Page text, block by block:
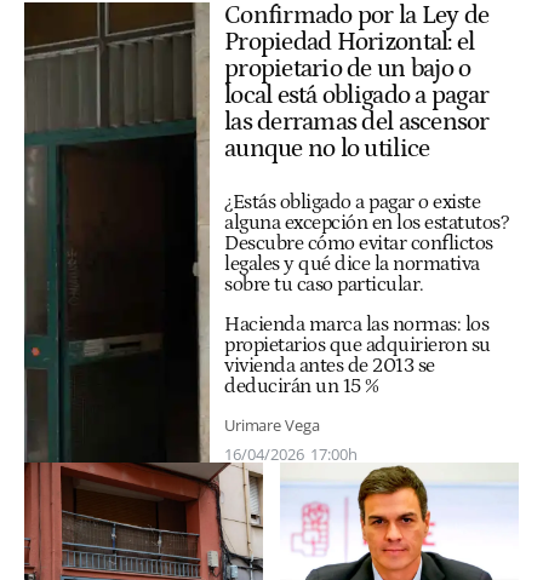
Confirmado por la Ley de
Propiedad Horizontal: el
propietario de un bajo o
local está obligado a pagar
las derramas del ascensor
aunque no lo utilice
¿Estás obligado a pagar o existe
alguna excepción en los estatutos?
Descubre cómo evitar conflictos
legales y qué dice la normativa
sobre tu caso particular.
Hacienda marca las normas: los
propietarios que adquirieron su
vivienda antes de 2013 se
deducirán un 15 %
Urimare Vega
16/04/2026 17:00h